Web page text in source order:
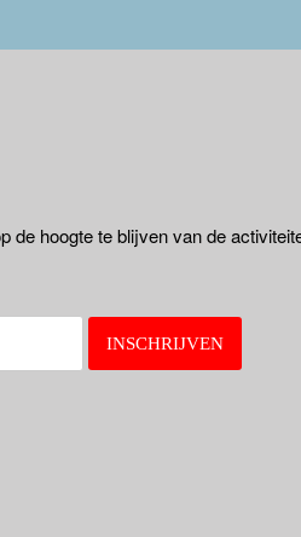
de hoogte te blijven van de